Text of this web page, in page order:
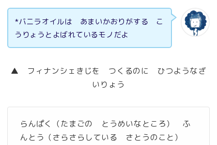
*バニラオイルは あまいかおりがする こ
うりょうとよばれているモノだよ
▲ フィナンシェきじを つくるのに ひつようなざ
いりょう
らんぱく（たまごの とうめいなところ） ふ
んとう（さらさらしている さとうのこと）